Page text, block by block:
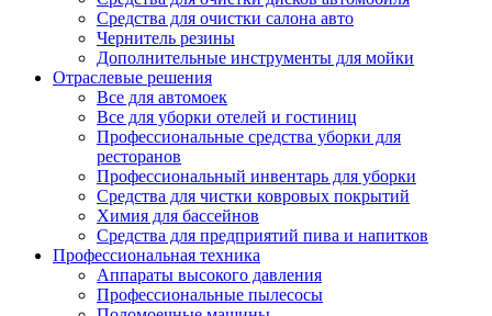
Средства для очистки салона авто
Чернитель резины
Дополнительные инструменты для мойки
Отраслевые решения
Все для автомоек
Все для уборки отелей и гостиниц
Профессиональные средства уборки для
ресторанов
Профессиональный инвентарь для уборки
Средства для чистки ковровых покрытий
Химия для бассейнов
Cредства для предприятий пива и напитков
Профессиональная техника
Аппараты высокого давления
Профессиональные пылесосы